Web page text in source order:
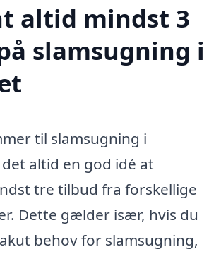
altid mindst 3
slamsugning i
til slamsugning i
altid en god idé at
tre tilbud fra forskellige
Dette gælder især, hvis du
behov for slamsugning,